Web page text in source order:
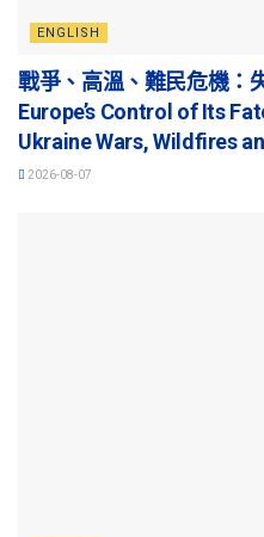
ENGLISH
戰爭、高溫、難民危機：
Europe’s Control of Its
Ukraine Wars, Wildfires
2026-08-07